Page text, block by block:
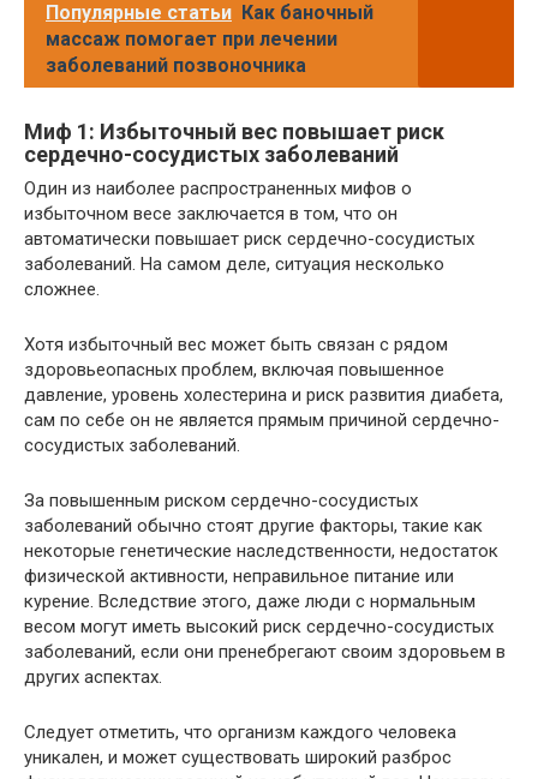
Популярные статьи Как баночный
массаж помогает при лечении
заболеваний позвоночника
Миф 1: Избыточный вес повышает риск
сердечно-сосудистых заболеваний
Один из наиболее распространенных мифов о
избыточном весе заключается в том, что он
автоматически повышает риск сердечно-сосудистых
заболеваний. На самом деле, ситуация несколько
сложнее.
Хотя избыточный вес может быть связан с рядом
здоровьеопасных проблем, включая повышенное
давление, уровень холестерина и риск развития диабета,
сам по себе он не является прямым причиной сердечно-
сосудистых заболеваний.
За повышенным риском сердечно-сосудистых
заболеваний обычно стоят другие факторы, такие как
некоторые генетические наследственности, недостаток
физической активности, неправильное питание или
курение. Вследствие этого, даже люди с нормальным
весом могут иметь высокий риск сердечно-сосудистых
заболеваний, если они пренебрегают своим здоровьем в
других аспектах.
Следует отметить, что организм каждого человека
уникален, и может существовать широкий разброс